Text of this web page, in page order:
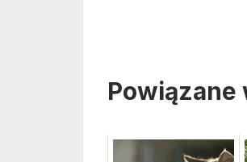
Powiązane